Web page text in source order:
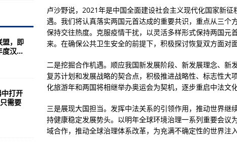
有多高？看完几张老照片就明白了
123架F35战机！
不会忘记我！
为何毛主席坚持要派兵参战
沿海飞到海南，“路线超狂”
配备“匕首”导弹
卢沙野说，2021年是中国全面建设社会主义现代化国家新
遇。我们将认真落实两国元首达成的重要共识，重点从三个
保持交往热度。克服疫情干扰，以灵活多样形式保持两国元
来。在确保公共卫生安全的前提下，积极探讨恢复双方面对
二是挖掘合作机遇。顺应我国新发展阶段、新发展理念、新
复苏计划和发展战略的契合点，积极推进战略性、标志性
化旅游年和两国将相继举办奥运会为契机，逐步重启中法文
三是展现大国担当。发挥中法关系的引领作用，推动世界继
持健康稳定发展势头。以明年全球环境治理一系列重要会议
域合作，推动全球治理体系改革，为充满不确定性的世界注入
盟，即
度汉...
打开
需要